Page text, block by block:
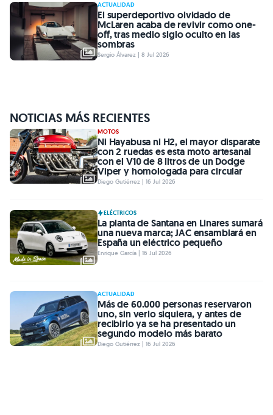
ACTUALIDAD
El superdeportivo olvidado de
McLaren acaba de revivir como one-
off, tras medio siglo oculto en las
sombras
Sergio Álvarez | 8 Jul 2026
NOTICIAS MÁS RECIENTES
MOTOS
Ni Hayabusa ni H2, el mayor disparate
con 2 ruedas es esta moto artesanal
con el V10 de 8 litros de un Dodge
Viper y homologada para circular
Diego Gutiérrez | 16 Jul 2026
ELÉCTRICOS
La planta de Santana en Linares sumará
una nueva marca; JAC ensamblará en
España un eléctrico pequeño
Enrique García | 16 Jul 2026
ACTUALIDAD
Más de 60.000 personas reservaron
uno, sin verlo siquiera, y antes de
recibirlo ya se ha presentado un
segundo modelo más barato
Diego Gutiérrez | 16 Jul 2026